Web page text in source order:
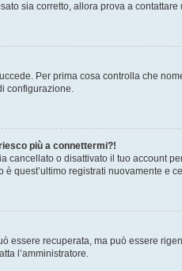
sia corretto, allora prova a contattare
Per prima cosa controlla che
configurazione.
più a connettermi?!
cancellato o disattivato il tuo account
è quest’ultimo registrati nuovamente e
essere recuperata, ma può essere
l’amministratore.